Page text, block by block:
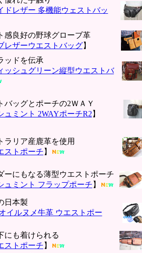
ドレザー 多機能ウェストバッ
感良好の野球グローブ革
レザーウエストバッグ】
ッドを伝承
ッシュグリーン縦型ウエストバ
バッグとポーチの2ＷＡＹ
ュミント 2WAYポーチR2 】
ラリア産鹿革を使用
ストポーチ 】
ーにもなる薄型ウエストポーチ
ュミント フラップポーチ 】
日本製
イルヌメ牛革 ウエストポー
にも着けられる
ストポーチ 】